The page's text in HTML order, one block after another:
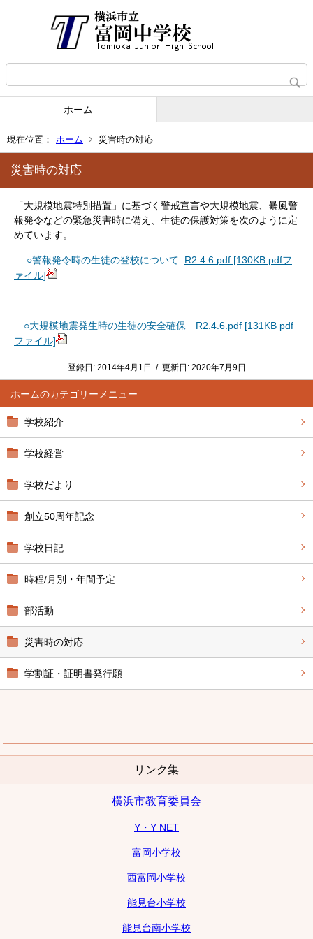
ホーム
現在位置： ホーム 災害時の対応
ホーム
学校紹介
学校経営
学校だより
創立50周年記念
学校日記
時程/月別・年間予定
部活動
災害時の対応
学割証・証明書発行願
リンク集
横浜市教育委員会
Y・Y NET
富岡小学校
西富岡小学校
能見台小学校
能見台南小学校
災害時の対応
「大規模地震特別措置」に基づく警戒宣言や大規模地震、暴風警
報発令などの緊急災害時に備え、生徒の保護対策を次のように定
めています。
○警報発令時の生徒の登校について R2.4.6.pdf [130KB pdfフ
ァイル]
○大規模地震発生時の生徒の安全確保 R2.4.6.pdf [131KB pdf
ファイル]
登録日: 2014年4月1日 / 更新日: 2020年7月9日